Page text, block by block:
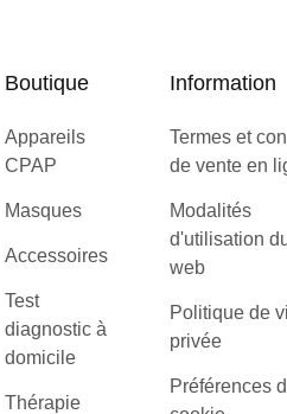
Boutique
Appareils
CPAP
Masques
Accessoires
Test
diagnostic à
domicile
Thérapie
Information
Termes et
de vente en
Modalités
d'utilisation
web
Politique de
privée
Préférences